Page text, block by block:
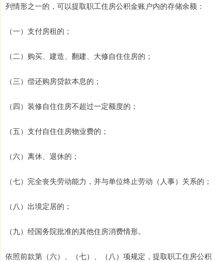
列情形之一的，可以提取职工住房公积金账户内的存储余额：
（一）支付房租的；
（二）购买、建造、翻建、大修自住住房的；
（三）偿还购房贷款本息的；
（四）装修自住住房不超过一定额度的；
（五）支付自住住房物业费的；
（六）离休、退休的；
（七）完全丧失劳动能力，并与单位终止劳动（人事）关系的；
（八）出境定居的；
（九）经国务院批准的其他住房消费情形。
依照前款第（六）、（七）、（八）项规定，提取职工住房公积